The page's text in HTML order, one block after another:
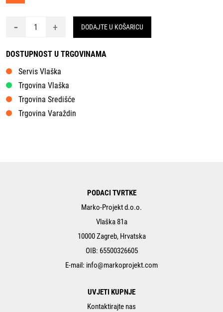
- + DODAJTE U KOŠARICU
DOSTUPNOST U TRGOVINAMA
Servis Vlaška
Trgovina Vlaška
Trgovina Središće
Trgovina Varaždin
PODACI TVRTKE
Marko-Projekt d.o.o.
Vlaška 81a
10000 Zagreb, Hrvatska
OIB: 65500326605
E-mail: info@markoprojekt.com
UVJETI KUPNJE
Kontaktirajte nas